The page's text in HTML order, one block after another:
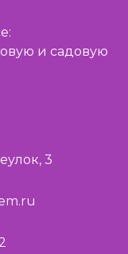
и садовую
3